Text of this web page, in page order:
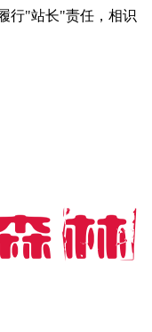
行"站长"责任，相识